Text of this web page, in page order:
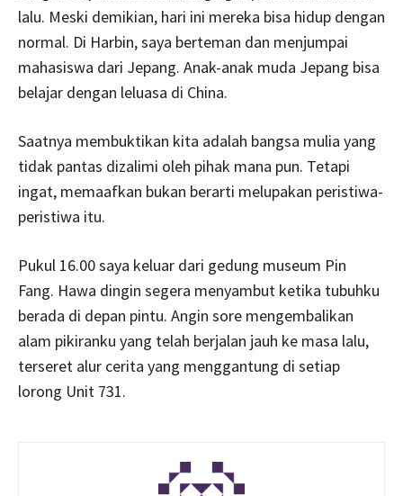
lalu. Meski demikian, hari ini mereka bisa hidup dengan
normal. Di Harbin, saya berteman dan menjumpai
mahasiswa dari Jepang. Anak-anak muda Jepang bisa
belajar dengan leluasa di China.
Saatnya membuktikan kita adalah bangsa mulia yang
tidak pantas dizalimi oleh pihak mana pun. Tetapi
ingat, memaafkan bukan berarti melupakan peristiwa-
peristiwa itu.
Pukul 16.00 saya keluar dari gedung museum Pin
Fang. Hawa dingin segera menyambut ketika tubuhku
berada di depan pintu. Angin sore mengembalikan
alam pikiranku yang telah berjalan jauh ke masa lalu,
terseret alur cerita yang menggantung di setiap
lorong Unit 731.